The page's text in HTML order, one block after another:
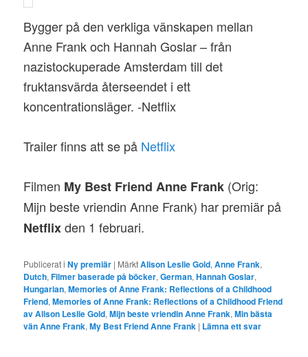
Bygger på den verkliga vänskapen mellan
Anne Frank och Hannah Goslar – från
nazistockuperade Amsterdam till det
fruktansvärda återseendet i ett
koncentrationsläger. -Netflix
Trailer finns att se på Netflix
Filmen My Best Friend Anne Frank (Orig:
Mijn beste vriendin Anne Frank) har premiär på
Netflixden 1 februari.
Publicerat i Ny premiär | MärktAlison Leslie Gold,Anne Frank,
Dutch,Filmer baserade på böcker,German,Hannah Goslar,
Hungarian,Memories of Anne Frank: Reflections of a Childhood
Friend,Memories of Anne Frank: Reflections of a Childhood Friend
av Alison Leslie Gold,Mijn beste vriendin Anne Frank,Min bästa
vän Anne Frank,My Best Friend Anne Frank | Lämna ett svar